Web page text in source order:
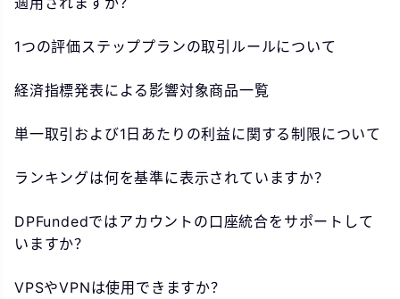
1つの評価ステッププランの取引ルールについて
経済指標発表による影響対象商品一覧
単一取引および1日あたりの利益に関する制限について
ランキングは何を基準に表示されていますか？
DPFundedではアカウントの口座統合をサポートして
いますか？
VPSやVPNは使用できますか？